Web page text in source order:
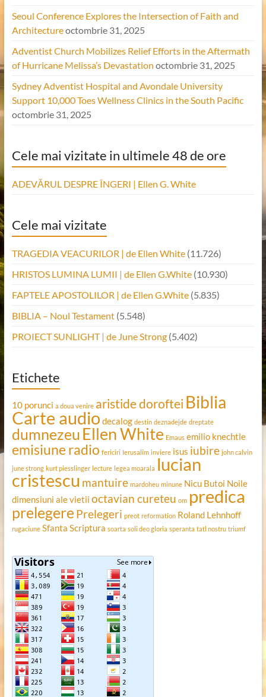
Seoul Conference Explores the Intersection of Faith and
Architectureoctombrie 31, 2025
Adventist Church Mobilizes Relief Efforts in the Aftermath
of Hurricane Melissa’s Devastation octombrie 31, 2025
Sydney Adventist Hospital and Avondale University
Support 10,000 Toes Wellness Clinics in the South Pacific
octombrie 31, 2025
Cele mai vizitate in ultimele 48 de ore
ADEVĂRUL DESPRE ÎNGERI | Ellen G. White
Cele mai vizitate
TRAGEDIA VEACURILOR | de Ellen White (11.726)
HRISTOS LUMINA LUMII | de Ellen G.White (10.930)
FAPTELE APOSTOLILOR | de Ellen G.White (5.835)
BIBLIA – Noul Testament (5.548)
PROIECT SUNLIGHT | de June Strong (5.402)
Etichete
10 porunci a doua venire aristide doroftei Biblia
Carte audio decalog destin deznadejde dreptate
dumnezeu Ellen White Emaus emilio knechtle
emisiune radio fericiri Ierusalim inviere isus iubire john calvin
june strong kurt piesslinger lecture legea moarala lucian
cristescu mantuire mardoheu minune Nicu Butoi Noile
dimensiuni ale vietii octavian cureteu om predica
prelegere Prelegeri preot reformation Roland Lehnhoff
rugaciune Sfanta Scriptura soarta soli deo gloria speranta tatl nostru triumf